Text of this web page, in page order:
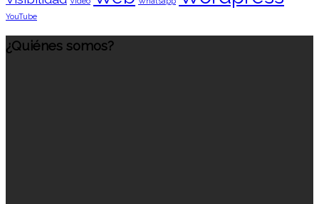
YouTube
¿Quiénes somos?